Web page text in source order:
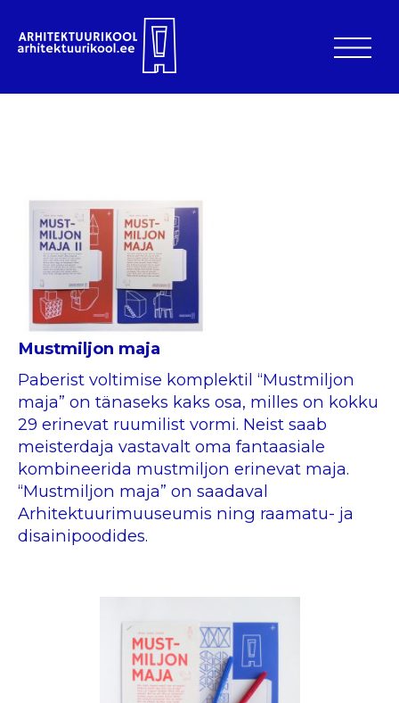
Mustmiljon maja
Paberist voltimise komplektil “Mustmiljon
maja” on tänaseks kaks osa, milles on kokku
29 erinevat ruumilist vormi. Neist saab
meisterdaja vastavalt oma fantaasiale
kombineerida mustmiljon erinevat maja.
“Mustmiljon maja” on saadaval
Arhitektuurimuuseumis ning raamatu- ja
disainipoodides.